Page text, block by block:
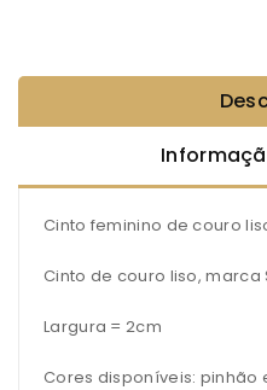
Cinto feminino de couro
Cinto de couro liso, marca
Largura = 2cm
Cores disponíveis: pinhão